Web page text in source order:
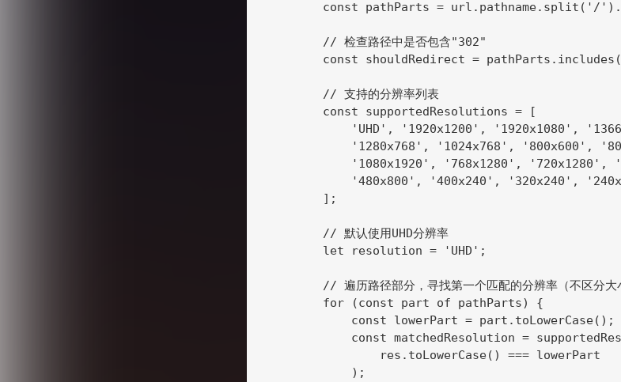
const pathParts = url.pathname.split('/
        // 检查路径中是否包含"302"
const shouldRedirect =
        // 支持的分辨率列表
        const supportedResolutions = [
'UHD', '1920x1200', '1920x1080',
'1280x768', '1024x768', '800x600',
'1080x1920', '768x1280', '720x1280',
'480x800', '400x240', '320x240',
        ];
        // 默认使用UHD分辨率
        let resolution = 'UHD';
// 遍历路径部分，寻找第一个匹配的分辨率（不区分大
        for (const part of pathParts) {
            const lowerPart = part.toLowerCase();
const matchedResolution =
                res.toLowerCase() === lowerPart
            );